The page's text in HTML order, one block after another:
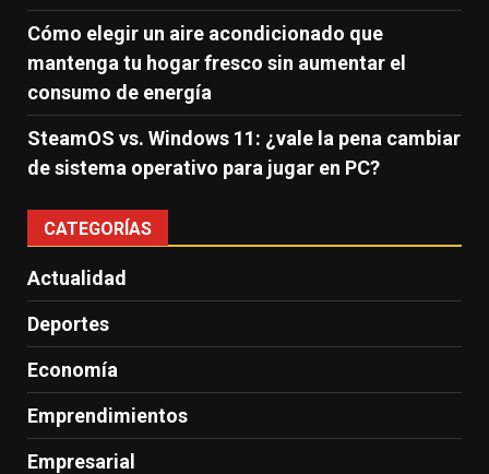
Cómo elegir un aire acondicionado que
mantenga tu hogar fresco sin aumentar el
consumo de energía
SteamOS vs. Windows 11: ¿vale la pena cambiar
de sistema operativo para jugar en PC?
CATEGORÍAS
Actualidad
Deportes
Economía
Emprendimientos
Empresarial